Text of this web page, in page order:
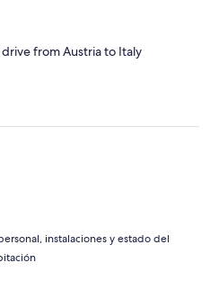
from Austria to Italy
instalaciones y estado del